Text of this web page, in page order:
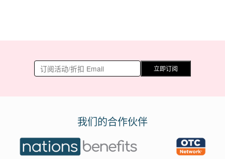
立即订阅
我们的合作伙伴